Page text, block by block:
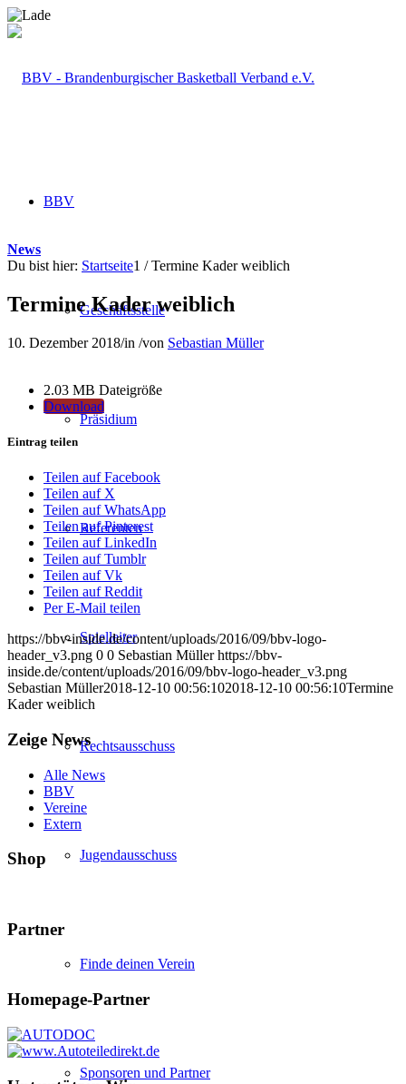
BBV
Geschäftsstelle
Präsidium
Referenten
Spielleiter
Rechtsausschuss
Jugendausschuss
Finde deinen Verein
Sponsoren und Partner
News
Du bist hier: Startseite1 / Termine Kader weiblich
Termine Kader weiblich
10. Dezember 2018/in /von Sebastian Müller
2.03 MB Dateigröße
Download
Eintrag teilen
Teilen auf Facebook
Teilen auf X
Teilen auf WhatsApp
Teilen auf Pinterest
Teilen auf LinkedIn
Teilen auf Tumblr
Teilen auf Vk
Teilen auf Reddit
Per E-Mail teilen
https://bbv-inside.de/content/uploads/2016/09/bbv-logo-
header_v3.png 0 0 Sebastian Müller https://bbv-
inside.de/content/uploads/2016/09/bbv-logo-header_v3.png
Sebastian Müller2018-12-10 00:56:102018-12-10 00:56:10Termine
Kader weiblich
Zeige News
Alle News
BBV
Vereine
Extern
Shop
Partner
Homepage-Partner